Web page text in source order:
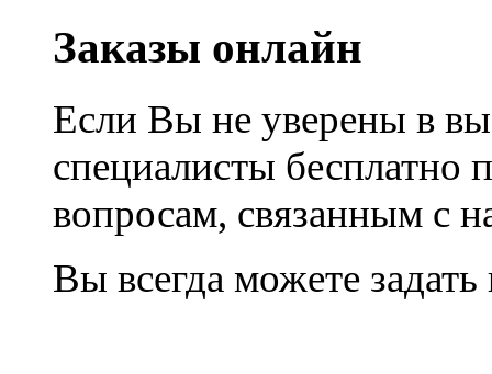
Заказы онлайн
Если Вы не уверены в
специалисты
вопросам, связанным с
Вы всегда можете